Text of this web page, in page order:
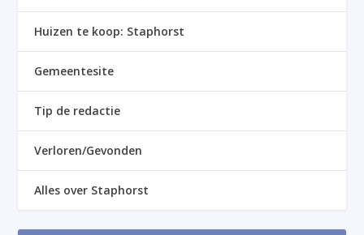
Huizen te koop: Staphorst
Gemeentesite
Tip de redactie
Verloren/Gevonden
Alles over Staphorst